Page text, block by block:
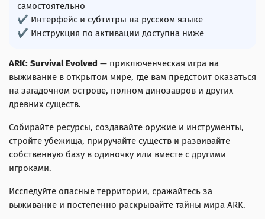
самостоятельно
✔ Интерфейс и субтитры на русском языке
✔ Инструкция по активации доступна ниже
ARK: Survival Evolved — приключенческая игра на
выживание в открытом мире, где вам предстоит оказаться
на загадочном острове, полном динозавров и других
древних существ.
Собирайте ресурсы, создавайте оружие и инструменты,
стройте убежища, приручайте существ и развивайте
собственную базу в одиночку или вместе с другими
игроками.
Исследуйте опасные территории, сражайтесь за
выживание и постепенно раскрывайте тайны мира ARK.